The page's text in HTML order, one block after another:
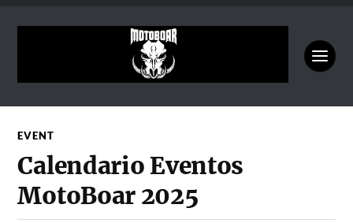
EVENT
Calendario Eventos
MotoBoar 2025